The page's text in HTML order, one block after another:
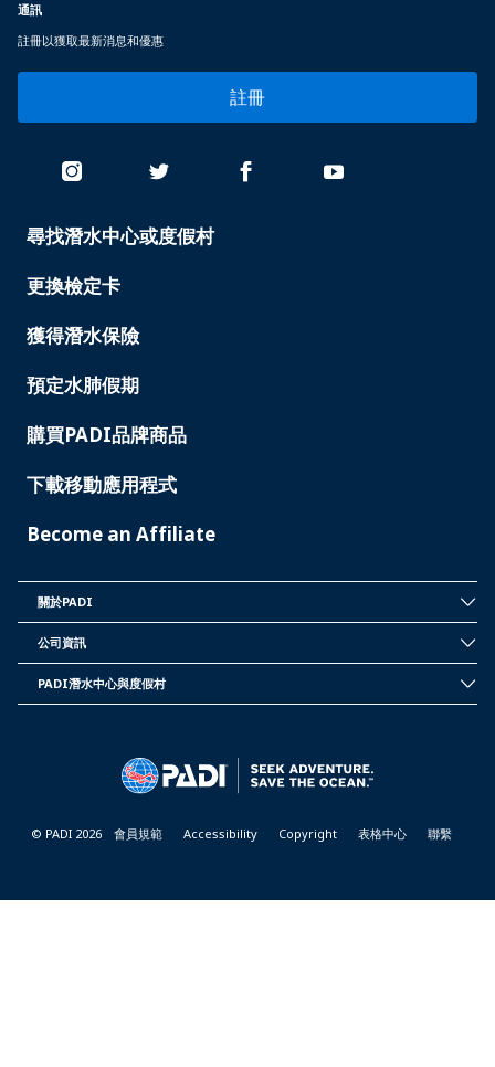
通訊
註冊以獲取最新消息和優惠
註冊
PADI
尋找潛水中心或度假村
更換檢定卡
獲得潛水保險
預定水肺假期
購買PADI品牌商品
下載移動應用程式
Become an Affiliate
PADI
關於PADI
INFORMATION
公司資訊
PADI潛水中心與度假村
© PADI 2026 會員規範 Accessibility Copyright 表格中心 聯繫